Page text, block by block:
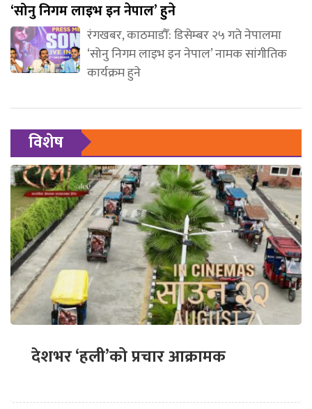
‘सोनु निगम लाइभ इन नेपाल’ हुने
रंगखबर, काठमाडौँ: डिसेम्बर २५ गते नेपालमा
‘सोनु निगम लाइभ इन नेपाल’ नामक सांगीतिक
कार्यक्रम हुने
विशेष
देशभर ‘हली’को प्रचार आक्रामक